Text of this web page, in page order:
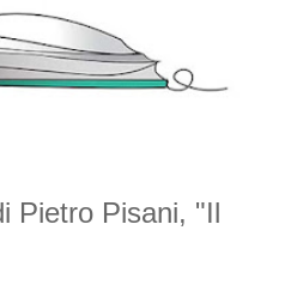
Pietro Pisani, "Il